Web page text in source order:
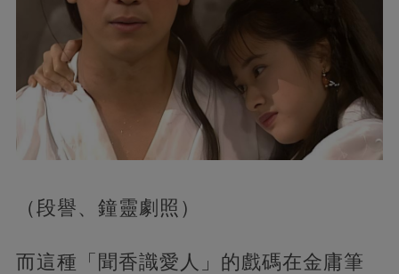
（段譽、鐘靈劇照）
而這種「聞香識愛人」的戲碼在金庸筆